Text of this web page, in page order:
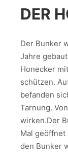
DER
Der Bunker
Jahre
Honecker
schützen.
befanden
Tarnung.
wirken.Der
Mal
den Bunker